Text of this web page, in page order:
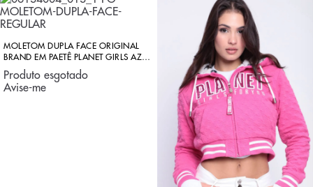
MOLETOM DUPLA FACE ORIGINAL
BRAND EM PAETÊ PLANET GIRLS AZUL
ESCURO
Produto esgotado
Avise-me